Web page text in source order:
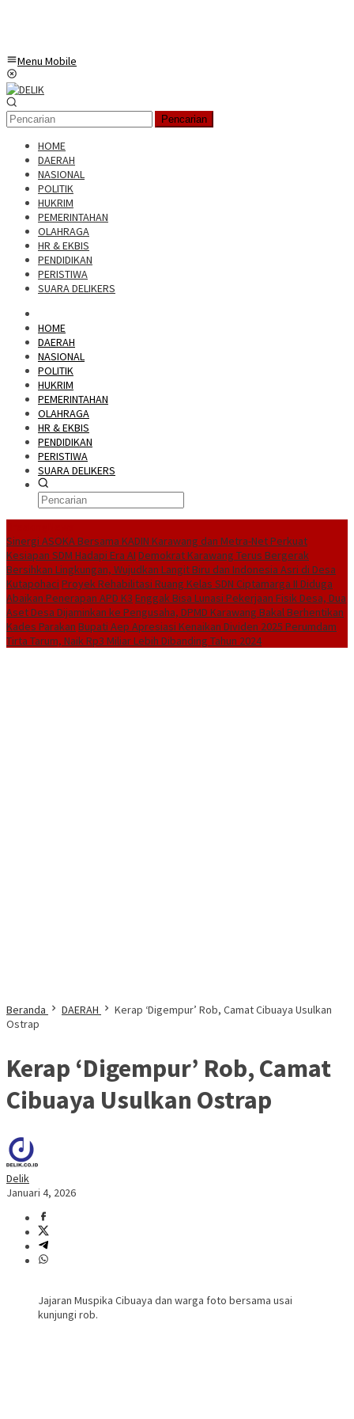
Menu Mobile
Pencarian
HOME
DAERAH
NASIONAL
POLITIK
HUKRIM
PEMERINTAHAN
OLAHRAGA
HR & EKBIS
PENDIDIKAN
PERISTIWA
SUARA DELIKERS
HOME
DAERAH
NASIONAL
POLITIK
HUKRIM
PEMERINTAHAN
OLAHRAGA
HR & EKBIS
PENDIDIKAN
PERISTIWA
SUARA DELIKERS
Sinergi ASOKA Bersama KADIN Karawang dan Metra-Net Perkuat
Kesiapan SDM Hadapi Era AI Demokrat Karawang Terus Bergerak
Bersihkan Lingkungan, Wujudkan Langit Biru dan Indonesia Asri di Desa
Kutapohaci Proyek Rehabilitasi Ruang Kelas SDN Ciptamarga II Diduga
Abaikan Penerapan APD K3 Enggak Bisa Lunasi Pekerjaan Fisik Desa, Dua
Aset Desa Dijaminkan ke Pengusaha, DPMD Karawang Bakal Berhentikan
Kades Parakan Bupati Aep Apresiasi Kenaikan Dividen 2025 Perumdam
Tirta Tarum, Naik Rp3 Miliar Lebih Dibanding Tahun 2024
Beranda DAERAH
Kerap ‘Digempur’ Rob, Camat Cibuaya Usulkan
Ostrap
Kerap ‘Digempur’ Rob, Camat
Cibuaya Usulkan Ostrap
Delik
Januari 4, 2026
Jajaran Muspika Cibuaya dan warga foto bersama usai
kunjungi rob.